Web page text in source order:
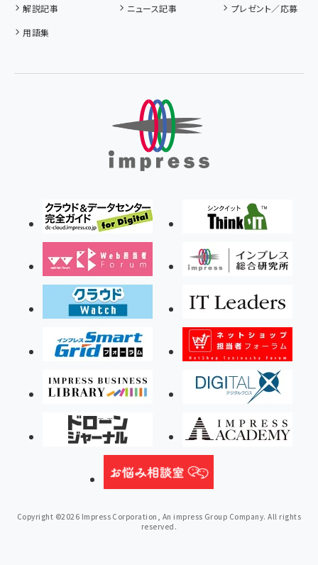
解説記事 ニュース記事
プレゼント／応募
用語集
Copyright ©2026 Impress Corporation, An impress Group Company. All rights
reserved.